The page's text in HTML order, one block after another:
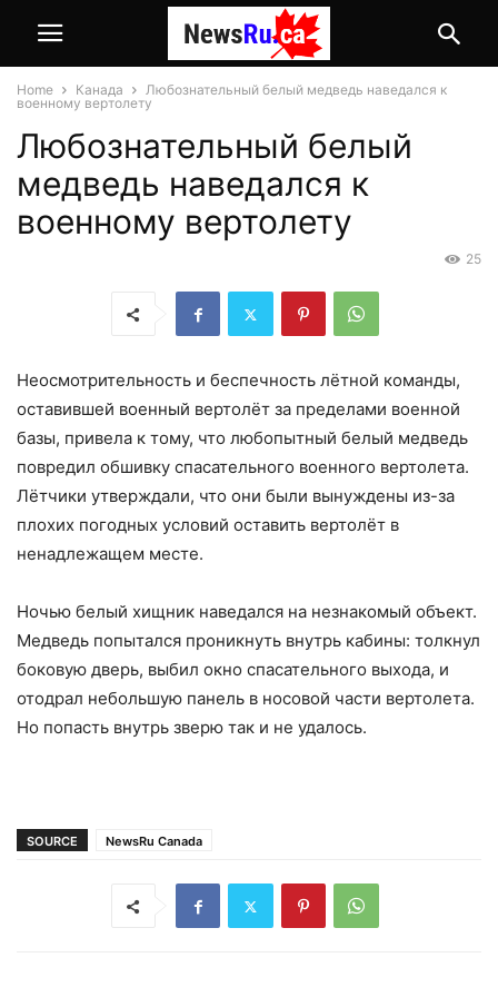
Home Канада
Любознательный белый медведь наведался к
военному вертолету
Любознательный белый
медведь наведался к
военному вертолету
25
Неосмотрительность и беспечность лётной команды,
оставившей военный вертолёт за пределами военной
базы, привела к тому, что любопытный белый медведь
повредил обшивку спасательного военного вертолета.
Лётчики утверждали, что они были вынуждены из-за
плохих погодных условий оставить вертолёт в
ненадлежащем месте.
Ночью белый хищник наведался на незнакомый объект.
Медведь попытался проникнуть внутрь кабины: толкнул
боковую дверь, выбил окно спасательного выхода, и
отодрал небольшую панель в носовой части вертолета.
Но попасть внутрь зверю так и не удалось.
SOURCE NewsRu Canada